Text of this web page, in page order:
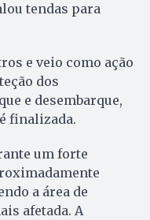
tendas para
e veio como ação
dos
e desembarque,
finalizada.
um forte
a área de
afetada. A